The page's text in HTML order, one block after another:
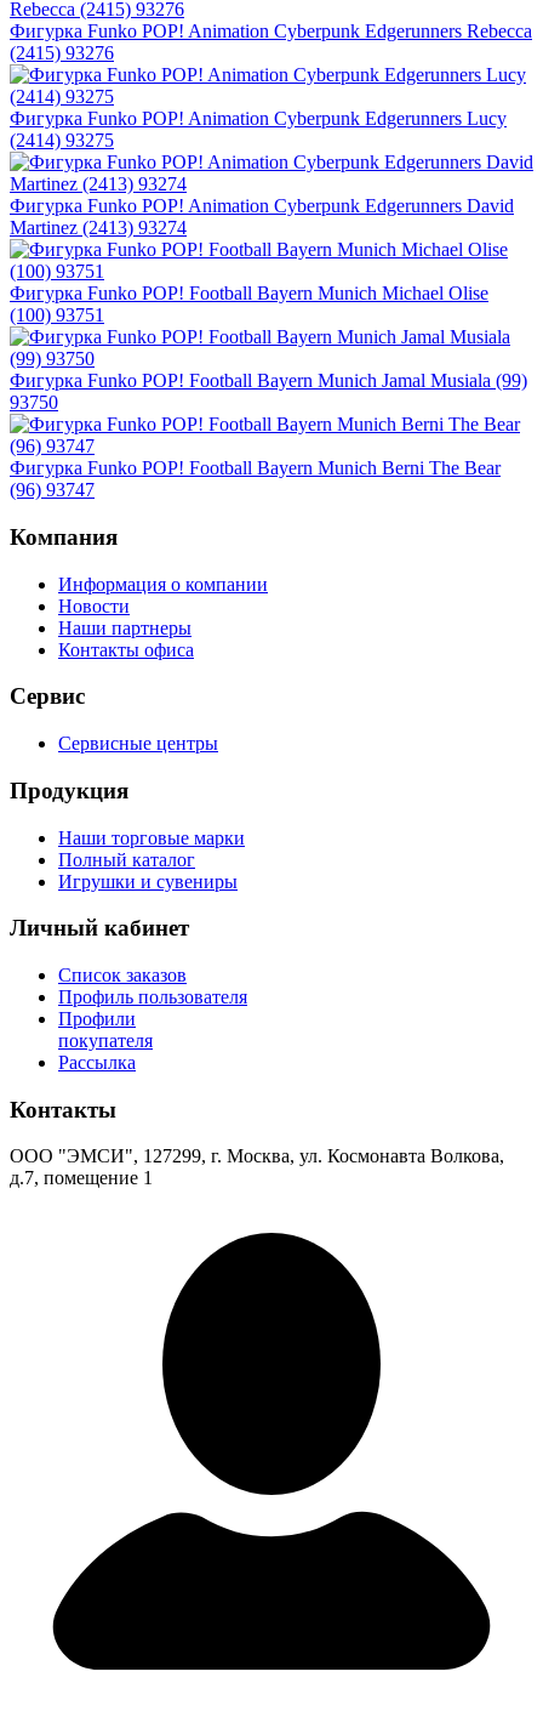
Фигурка Funko POP! Animation Cyberpunk Edgerunners Rebecca
(2415) 93276
Фигурка Funko POP! Animation Cyberpunk Edgerunners Lucy
(2414) 93275
Фигурка Funko POP! Animation Cyberpunk Edgerunners David
Martinez (2413) 93274
Фигурка Funko POP! Football Bayern Munich Michael Olise
(100) 93751
Фигурка Funko POP! Football Bayern Munich Jamal Musiala (99)
93750
Фигурка Funko POP! Football Bayern Munich Berni The Bear
(96) 93747
Компания
Информация о компании
Новости
Наши партнеры
Контакты офиса
Сервис
Сервисные центры
Продукция
Наши торговые марки
Полный каталог
Игрушки и сувениры
Личный кабинет
Список заказов
Профиль пользователя
Профили
покупателя
Рассылка
Контакты
ООО "ЭМСИ", 127299, г. Москва, ул. Космонавта Волкова,
д.7, помещение 1